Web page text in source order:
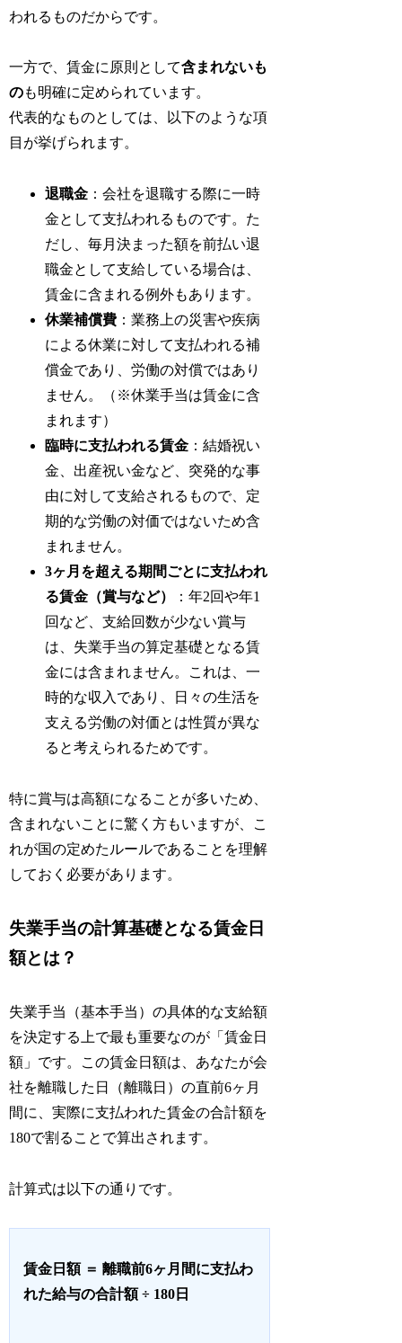
われるものだからです。
一方で、賃金に原則として含まれないも
のも明確に定められています。
代表的なものとしては、以下のような項
目が挙げられます。
退職金 ：会社を退職する際に一時
金として支払われるものです。た
だし、毎月決まった額を前払い退
職金として支給している場合は、
賃金に含まれる例外もあります。
休業補償費 ：業務上の災害や疾病
による休業に対して支払われる補
償金であり、労働の対償ではあり
ません。（※休業手当は賃金に含
まれます）
臨時に支払われる賃金 ：結婚祝い
金、出産祝い金など、突発的な事
由に対して支給されるもので、定
期的な労働の対価ではないため含
まれません。
3ヶ月を超える期間ごとに支払われ
る賃金（賞与など）
：年2回や年1
回など、支給回数が少ない賞与
は、失業手当の算定基礎となる賃
金には含まれません。これは、一
時的な収入であり、日々の生活を
支える労働の対価とは性質が異な
ると考えられるためです。
特に賞与は高額になることが多いため、
含まれないことに驚く方もいますが、こ
れが国の定めたルールであることを理解
しておく必要があります。
失業手当の計算基礎となる賃金日
額とは？
失業手当（基本手当）の具体的な支給額
を決定する上で最も重要なのが「賃金日
額」です。この賃金日額は、あなたが会
社を離職した日（離職日）の直前6ヶ月
間に、実際に支払われた賃金の合計額を
180で割ることで算出されます。
計算式は以下の通りです。
賃金日額 ＝ 離職前6ヶ月間に支払わ
れた給与の合計額 ÷ 180日